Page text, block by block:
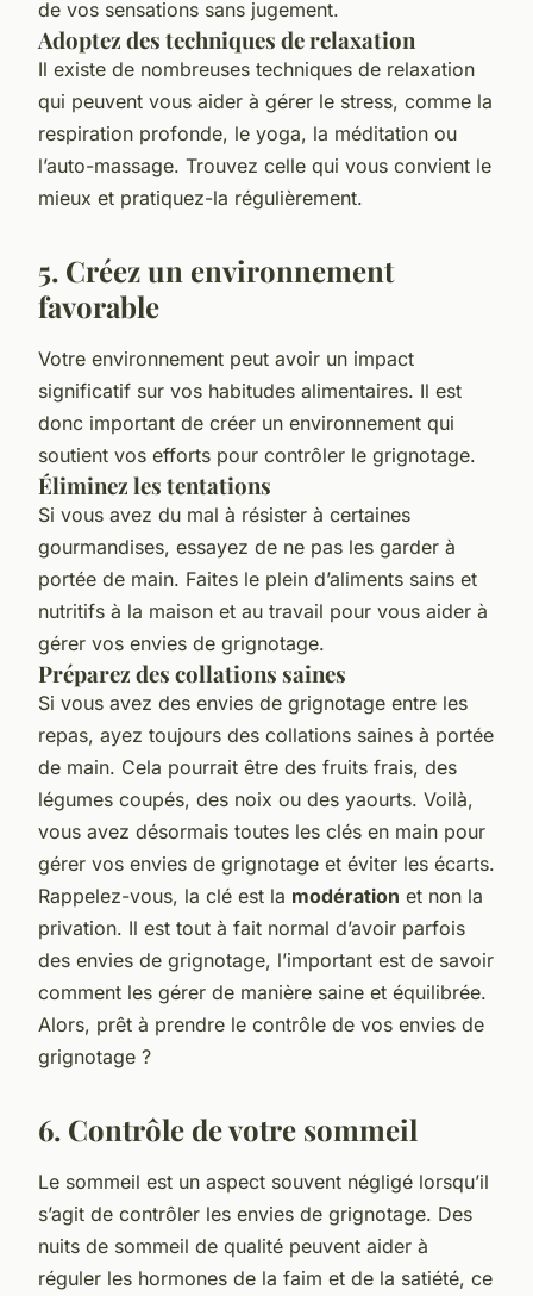
de vos sensations sans jugement.
Adoptez des techniques de relaxation
Il existe de nombreuses techniques de relaxation
qui peuvent vous aider à gérer le stress, comme la
respiration profonde, le yoga, la méditation ou
l’auto-massage. Trouvez celle qui vous convient le
mieux et pratiquez-la régulièrement.
5. Créez un environnement
favorable
Votre environnement peut avoir un impact
significatif sur vos habitudes alimentaires. Il est
donc important de créer un environnement qui
soutient vos efforts pour contrôler le grignotage.
Éliminez les tentations
Si vous avez du mal à résister à certaines
gourmandises, essayez de ne pas les garder à
portée de main. Faites le plein d’aliments sains et
nutritifs à la maison et au travail pour vous aider à
gérer vos envies de grignotage.
Préparez des collations saines
Si vous avez des envies de grignotage entre les
repas, ayez toujours des collations saines à portée
de main. Cela pourrait être des fruits frais, des
légumes coupés, des noix ou des yaourts. Voilà,
vous avez désormais toutes les clés en main pour
gérer vos envies de grignotage et éviter les écarts.
Rappelez-vous, la clé est la modération et non la
privation. Il est tout à fait normal d’avoir parfois
des envies de grignotage, l’important est de savoir
comment les gérer de manière saine et équilibrée.
Alors, prêt à prendre le contrôle de vos envies de
grignotage ?
6. Contrôle de votre sommeil
Le sommeil est un aspect souvent négligé lorsqu’il
s’agit de contrôler les envies de grignotage. Des
nuits de sommeil de qualité peuvent aider à
réguler les hormones de la faim et de la satiété, ce